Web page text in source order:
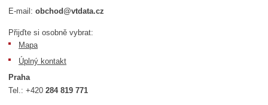
E-mail:obchod@vtdata.cz
Přijďte si osobně vybrat:
Mapa
Úplný kontakt
Praha
Tel.:+420284 819 771